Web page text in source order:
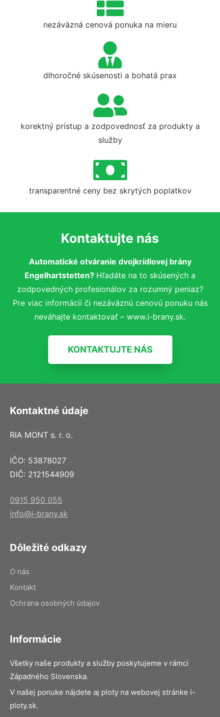
nezáväzná cenová ponuka na mieru
dlhoročné skúsenosti a bohatá prax
korektný prístup a zodpovednosť za produkty a
služby
transparentné ceny bez skrytých poplatkov
Kontaktujte nás
Automatické otváranie dvojkrídlovej brány
Engelhartstetten? Hľadáte na to skúsených a
zodpovedných profesionálov za rozumný peniaz?
Pre viac informácií či nezáväznú cenovú ponuku nás
neváhajte kontaktovať – www.i-brany.sk.
KONTAKTUJTE NÁS
Kontaktné údaje
RIA MONT s. r. o.
IČO: 53878027
DIČ: 2121544909
0915 950 055
info@i-brany.sk
Dôležité odkazy
O nás
Kontakt
Ochrana osobných údajov
Informácie
Všetky naše produkty a služby poskytujeme v rámci
Západného Slovenska.
V našej ponuke nájdete aj ploty na webovej stránke i-
ploty.sk.